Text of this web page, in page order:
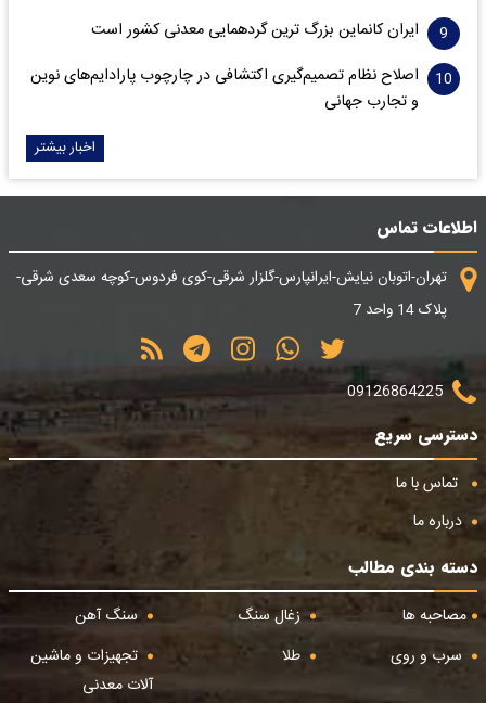
ایران کانماین بزرگ ترین گردهمایی معدنی کشور است
اصلاح نظام تصمیم‌گیری اکتشافی در چارچوب پارادایم‌های نوین
و تجارب جهانی
اخبار بیشتر
اطلاعات تماس
تهران-اتوبان نیایش-ایرانپارس-گلزار شرقی-کوی فردوس-کوچه سعدی شرقی-
پلاک 14 واحد 7
09126864225
دسترسی سریع
تماس با ما
درباره ما
دسته بندی مطالب
مصاحبه ها
زغال سنگ
سنگ آهن
سرب و روی
طلا
تجهیزات و ماشین
آلات معدنی